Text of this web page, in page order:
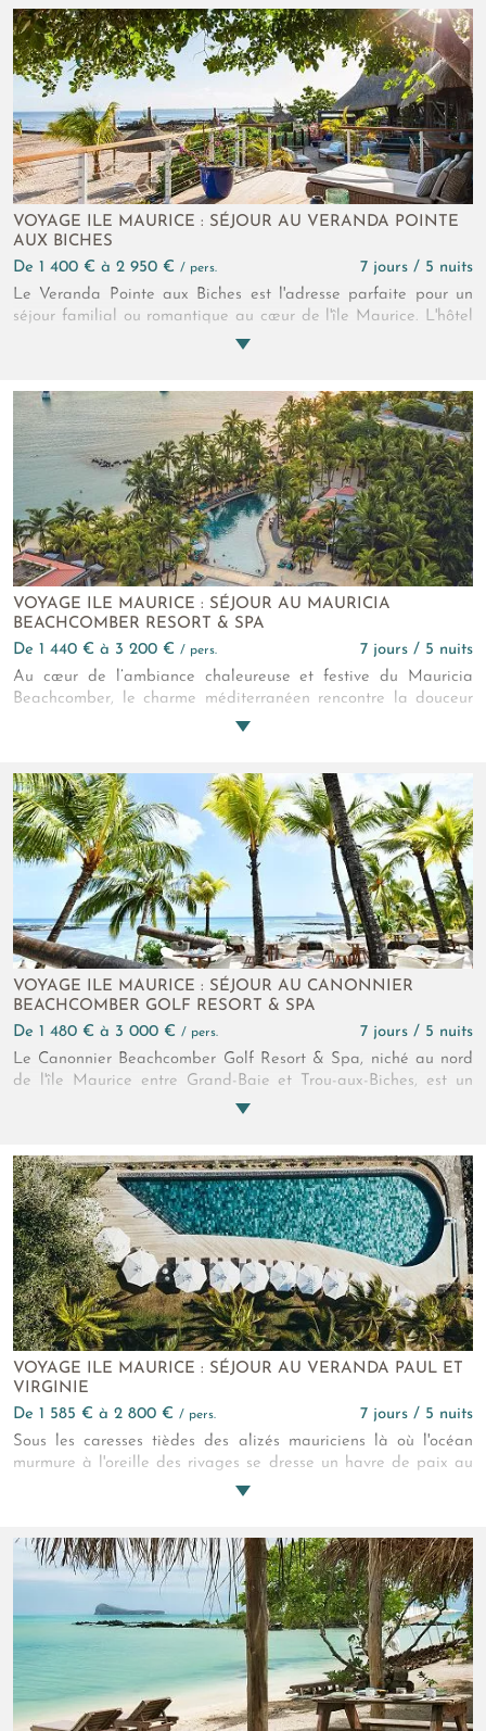
est une ode à la nature et à la culture mauricienne : design
éco-responsable, cuisine locale raffinée, expériences
immersives et ambiance décontractée. Que vous soyez
amateur de farniente au bord de la piscine, passionné de
sports nautiques ou simplement en quête de reconnexion à
vous-même, Lagoon Attitude sera votre refuge parfait.
VOYAGE ILE MAURICE : SÉJOUR AU VERANDA POINTE
AUX BICHES
de 1 400 € à 2 950 € / pers.
7 jours / 5 nuits
Le Veranda Pointe aux Biches est l'adresse parfaite pour un
séjour familial ou romantique au cœur de l'île Maurice. L'hôtel
4* mêle détente en bord de lagon, services sur mesure et
insulaire. Le club enfants saura entretenir la curiosité de votre
progéniture, le spa de qualité saura vous offrir un instant de
relaxation, et les restaurants variés et raffinés feront de votre
séjour mauricien une vraie réussite.
VOYAGE ILE MAURICE : SÉJOUR AU MAURICIA
BEACHCOMBER RESORT & SPA
de 1 440 € à 3 200 € / pers.
7 jours / 5 nuits
Au cœur de l’ambiance chaleureuse et festive du Mauricia
Beachcomber, le charme méditerranéen rencontre la douceur
tropicale de Grand Baie. Entre plages idylliques, activités
cadre convivial et animé. Petit plus, le Mauricia Beachcomber
dispose d'un club enfant au programme riche et varié ainsi
qu'un espace dédié à la petite enfance pour pouvoir vous
occuper de vos bambins de manière optimale.
VOYAGE ILE MAURICE : SÉJOUR AU CANONNIER
BEACHCOMBER GOLF RESORT & SPA
de 1 480 € à 3 000 € / pers.
7 jours / 5 nuits
Le Canonnier Beachcomber Golf Resort & Spa, niché au nord
de l'île Maurice entre Grand-Baie et Trou-aux-Biches, est un
havre de paix empreint d'authenticité entre plages de rêve,
escapade, un moment hors du temps dans un cadre
paradisiaque.
VOYAGE ILE MAURICE : SÉJOUR AU VERANDA PAUL ET
VIRGINIE
de 1 585 € à 2 800 € / pers.
7 jours / 5 nuits
Sous les caresses tièdes des alizés mauriciens là où l'océan
murmure à l'oreille des rivages se dresse un havre de paix au
nom empreint de légendes : l'hôtel Veranda Paul & VIrignie.
comme une parenthèse romantique. Face à un lagon aux eaux
turquoise, entouré de jardins tropicaux et bercé par les alizés,
l'hôtel offre un cadre idyllique pour les couples en quête de
détente, de douceur et d'authenticité. Chambres avec vue mer.
Tout y est conçu pour vivre des instants privilégié, entre
charme mauricien et confort moderne.